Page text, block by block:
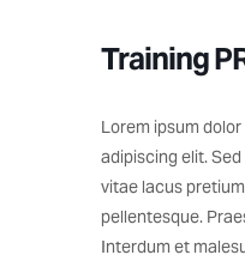
Training
Lorem ipsum
adipiscing elit.
vitae lacus
pellentesque.
Interdum et